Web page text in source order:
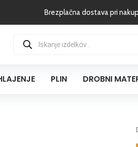
Brezplačna dostava pri
search
PLIN DROBNI